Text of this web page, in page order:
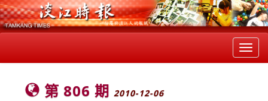
第 806 期 2010-12-06